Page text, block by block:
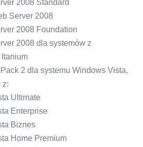
2008 Standard
Server 2008
2008 Foundation
2008 dla systemów z
2 dla systemu Windows Vista,
z:
Ultimate
Enterprise
Biznes
Home Premium